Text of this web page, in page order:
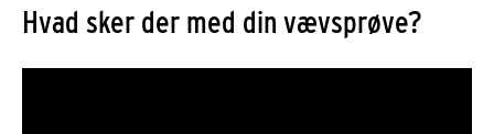
Hvad sker der med din vævsprøve?